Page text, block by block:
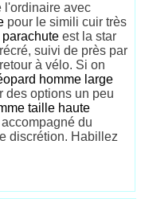
l'ordinaire avec
pour le simili cuir très
est la star
suivi de près par
à vélo. Si on
homme large
des options un peu
taille haute
du
discrétion. Habillez